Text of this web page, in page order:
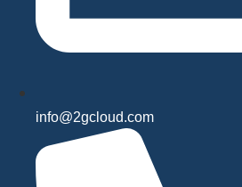
info@2gcloud.com